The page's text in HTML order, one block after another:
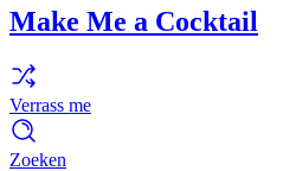
Make Me a Cocktail
Verrass me
Zoeken